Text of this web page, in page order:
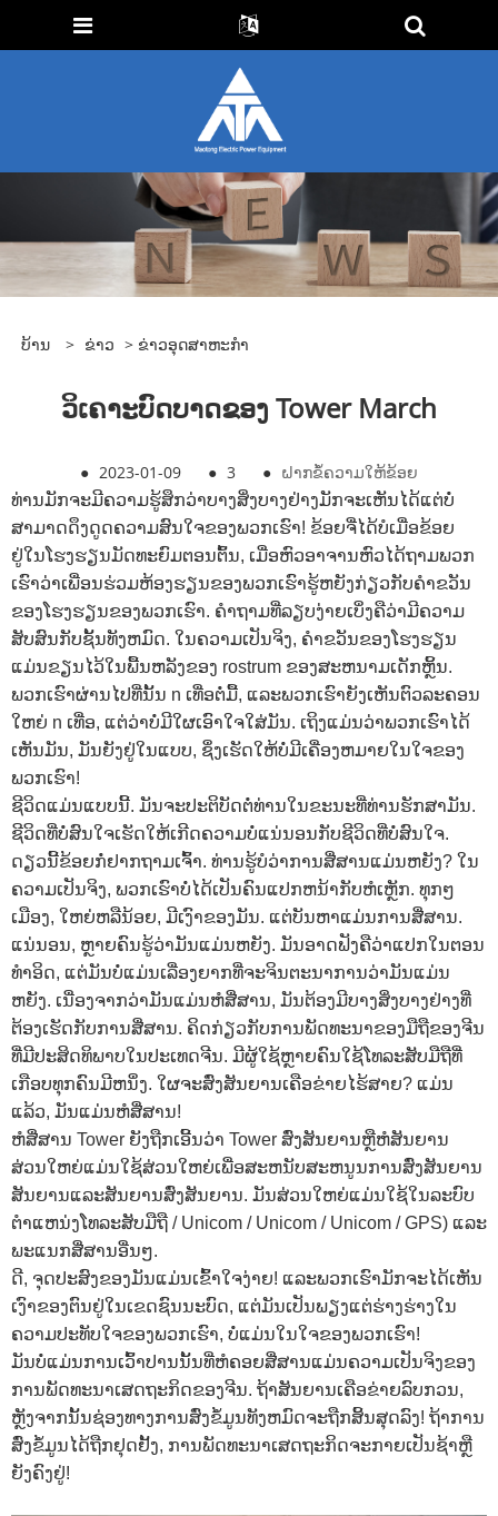
ບ້ານ > ຂ່າວ > ຂ່າວອຸດສາຫະກໍາ
ວິເຄາະບົດບາດຂອງ Tower March
● 2023-01-09 ● 3 ● ຝາກຂໍ້ຄວາມໃຫ້ຂ້ອຍ
ທ່ານມັກຈະມີຄວາມຮູ້ສຶກວ່າບາງສິ່ງບາງຢ່າງມັກຈະເຫັນໄດ້ແຕ່ບໍ່
ສາມາດດຶງດູດຄວາມສົນໃຈຂອງພວກເຮົາ! ຂ້ອຍຈື່ໄດ້ບໍເມື່ອຂ້ອຍ
ຢູ່ໃນໂຮງຮຽນມັດທະຍົມຕອນຕົ້ນ, ເມື່ອຫົວອາຈານຫົວໄດ້ຖາມພວກ
ເຮົາວ່າເພື່ອນຮ່ວມຫ້ອງຮຽນຂອງພວກເຮົາຮູ້ຫຍັງກ່ຽວກັບຄໍາຂວັນ
ຂອງໂຮງຮຽນຂອງພວກເຮົາ. ຄໍາຖາມທີ່ລຽບງ່າຍເບິ່ງຄືວ່າມີຄວາມ
ສັບສົນກັບຊັ້ນທັງຫມົດ. ໃນຄວາມເປັນຈິງ, ຄໍາຂວັນຂອງໂຮງຮຽນ
ແມ່ນຂຽນໄວ້ໃນພື້ນຫລັງຂອງ rostrum ຂອງສະຫນາມເດັກຫຼິ້ນ.
ພວກເຮົາຜ່ານໄປທີ່ນັ້ນ n ເທື່ອຕໍ່ມື້, ແລະພວກເຮົາຍັງເຫັນຕົວລະຄອນ
ໃຫຍ່ n ເທື່ອ, ແຕ່ວ່າບໍ່ມີໃຜເອົາໃຈໃສ່ມັນ. ເຖິງແມ່ນວ່າພວກເຮົາໄດ້
ເຫັນມັນ, ມັນຍັງຢູ່ໃນແບບ, ຊຶ່ງເຮັດໃຫ້ບໍ່ມີເຄື່ອງຫມາຍໃນໃຈຂອງ
ພວກເຮົາ!
ຊີວິດແມ່ນແບບນີ້. ມັນຈະປະຕິບັດຕໍ່ທ່ານໃນຂະນະທີ່ທ່ານຮັກສາມັນ.
ຊີວິດທີ່ບໍ່ສົນໃຈເຮັດໃຫ້ເກີດຄວາມບໍ່ແນ່ນອນກັບຊີວິດທີ່ບໍ່ສົນໃຈ.
ດຽວນີ້ຂ້ອຍກໍ່ຢາກຖາມເຈົ້າ. ທ່ານຮູ້ບໍວ່າການສື່ສານແມ່ນຫຍັງ? ໃນ
ຄວາມເປັນຈິງ, ພວກເຮົາບໍ່ໄດ້ເປັນຄົນແປກຫນ້າກັບຫໍເຫຼັກ. ທຸກໆ
ເມືອງ, ໃຫຍ່ຫລືນ້ອຍ, ມີເງົາຂອງມັນ. ແຕ່ບັນຫາແມ່ນການສື່ສານ.
ແນ່ນອນ, ຫຼາຍຄົນຮູ້ວ່າມັນແມ່ນຫຍັງ. ມັນອາດຟັງຄືວ່າແປກໃນຕອນ
ທໍາອິດ, ແຕ່ມັນບໍ່ແມ່ນເລື່ອງຍາກທີ່ຈະຈິນຕະນາການວ່າມັນແມ່ນ
ຫຍັງ. ເນື່ອງຈາກວ່າມັນແມ່ນຫໍສື່ສານ, ມັນຕ້ອງມີບາງສິ່ງບາງຢ່າງທີ່
ຕ້ອງເຮັດກັບການສື່ສານ. ຄິດກ່ຽວກັບການພັດທະນາຂອງມືຖືຂອງຈີນ
ທີ່ມີປະສິດທິພາບໃນປະເທດຈີນ. ມີຜູ້ໃຊ້ຫຼາຍຄົນໃຊ້ໂທລະສັບມືຖືທີ່
ເກືອບທຸກຄົນມີຫນຶ່ງ. ໃຜຈະສົ່ງສັນຍານເຄືອຂ່າຍໄຮ້ສາຍ? ແມ່ນ
ແລ້ວ, ມັນແມ່ນຫໍສື່ສານ!
ຫໍສື່ສານ Tower ຍັງຖືກເອີ້ນວ່າ Tower ສົ່ງສັນຍານຫຼືຫໍສັນຍານ
ສ່ວນໃຫຍ່ແມ່ນໃຊ້ສ່ວນໃຫຍ່ເພື່ອສະຫນັບສະຫນູນການສົ່ງສັນຍານ
ສັນຍານແລະສັນຍານສົ່ງສັນຍານ. ມັນສ່ວນໃຫຍ່ແມ່ນໃຊ້ໃນລະບົບ
ຕໍາແຫນ່ງໂທລະສັບມືຖື / Unicom / Unicom / Unicom / GPS) ແລະ
ພະແນກສື່ສານອື່ນໆ.
ດີ, ຈຸດປະສົງຂອງມັນແມ່ນເຂົ້າໃຈງ່າຍ! ແລະພວກເຮົາມັກຈະໄດ້ເຫັນ
ເງົາຂອງຕົນຢູ່ໃນເຂດຊົນນະບົດ, ແຕ່ມັນເປັນພຽງແຕ່ຮ່າງຮ່າງໃນ
ຄວາມປະທັບໃຈຂອງພວກເຮົາ, ບໍ່ແມ່ນໃນໃຈຂອງພວກເຮົາ!
ມັນບໍ່ແມ່ນການເວົ້າປານນັ້ນທີ່ຫໍຄອຍສື່ສານແມ່ນຄວາມເປັນຈິງຂອງ
ການພັດທະນາເສດຖະກິດຂອງຈີນ. ຖ້າສັນຍານເຄືອຂ່າຍລົບກວນ,
ຫຼັງຈາກນັ້ນຊ່ອງທາງການສົ່ງຂໍ້ມູນທັງຫມົດຈະຖືກສິ້ນສຸດລົງ! ຖ້າການ
ສົ່ງຂໍ້ມູນໄດ້ຖືກຢຸດຢັ້ງ, ການພັດທະນາເສດຖະກິດຈະກາຍເປັນຊ້າຫຼື
ຍັງຄົງຢູ່!